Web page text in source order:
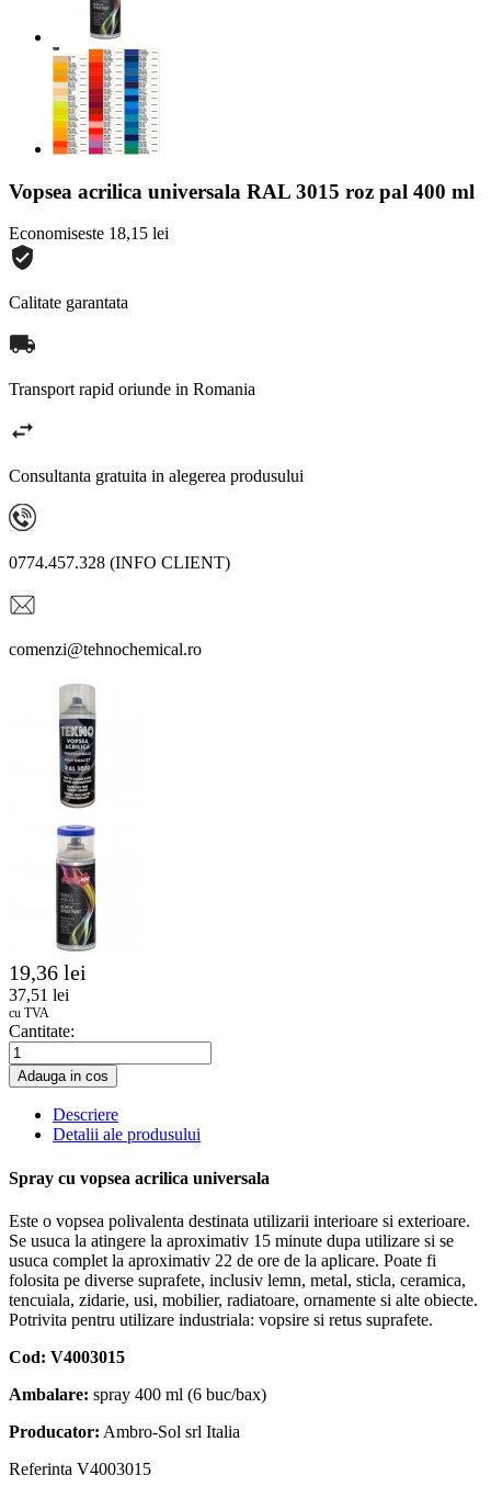
Vopsea acrilica universala RAL 3015 roz pal 400 ml
Economiseste 18,15 lei
Calitate garantata
Transport rapid oriunde in Romania
Consultanta gratuita in alegerea produsului
0774.457.328 (INFO CLIENT)
comenzi@tehnochemical.ro
19,36 lei
37,51 lei
cu TVA
Cantitate:
Adauga in cos
Descriere
Detalii ale produsului
Spray cu vopsea acrilica universala
Este o vopsea polivalenta destinata utilizarii interioare si exterioare.
Se usuca la atingere la aproximativ 15 minute dupa utilizare si se
usuca complet la aproximativ 22 de ore de la aplicare. Poate fi
folosita pe diverse suprafete, inclusiv lemn, metal, sticla, ceramica,
tencuiala, zidarie, usi, mobilier, radiatoare, ornamente si alte obiecte.
Potrivita pentru utilizare industriala: vopsire si retus suprafete.
Cod: V4003015
Ambalare: spray 400 ml (6 buc/bax)
Producator: Ambro-Sol srl Italia
Referinta V4003015